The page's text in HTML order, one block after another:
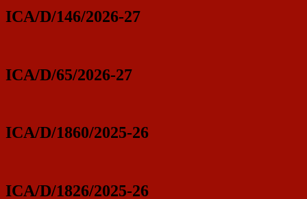
ICA/D/146/2026-27
ICA/D/65/2026-27
ICA/D/1860/2025-26
ICA/D/1826/2025-26